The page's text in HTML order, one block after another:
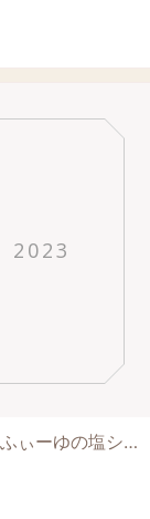
2023
りあんパンとりあんふぃーゆの塩シフォンケーキが届きました11時オープンです。どうぞ宜し...